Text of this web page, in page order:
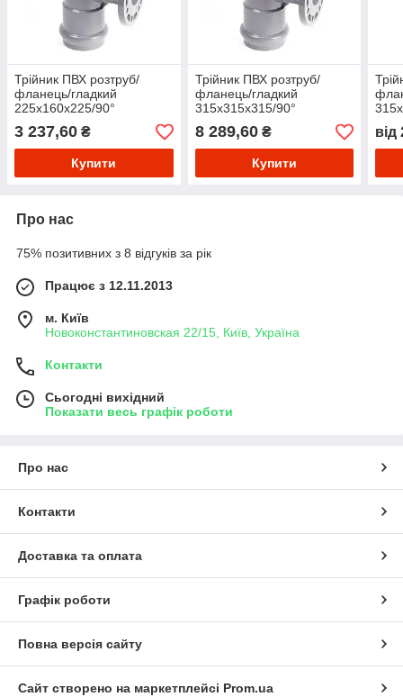
Трійник ПВХ розтруб/
фланець/гладкий
225х160х225/90°
3 237,60 ₴
Купити
Трійник ПВХ розтруб/
фланець/гладкий
315х315х315/90°
8 289,60₴
Купити
від
Про нас
75% позитивних з 8 відгуків за рік
Працює з 12.11.2013
м. Київ
Новоконстантиновская 22/15, Київ, Україна
Контакти
Сьогодні вихідний
Показати весь графік роботи
Про нас
Контакти
Доставка та оплата
Графік роботи
Повна версія сайту
Сайт створено на маркетплейсі Prom.ua